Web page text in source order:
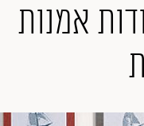
אמנות